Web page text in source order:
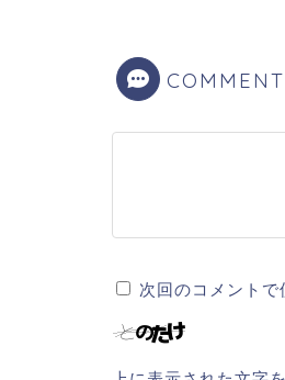
COMMENT
次回のコメントで